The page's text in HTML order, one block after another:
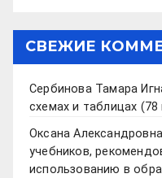
СВЕЖИЕ
Сербинова Тамара
схемах и таблицах (78
Оксана Александровна
учебников,
использованию в